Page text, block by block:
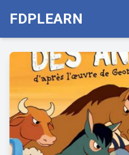
FDPLEARN